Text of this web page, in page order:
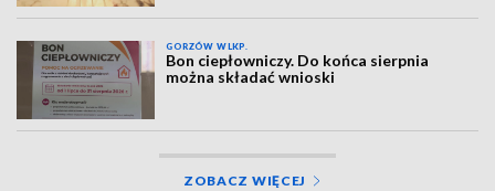
GORZÓW WLKP.
Bon ciepłowniczy. Do końca sierpnia
można składać wnioski
ZOBACZ WIĘCEJ